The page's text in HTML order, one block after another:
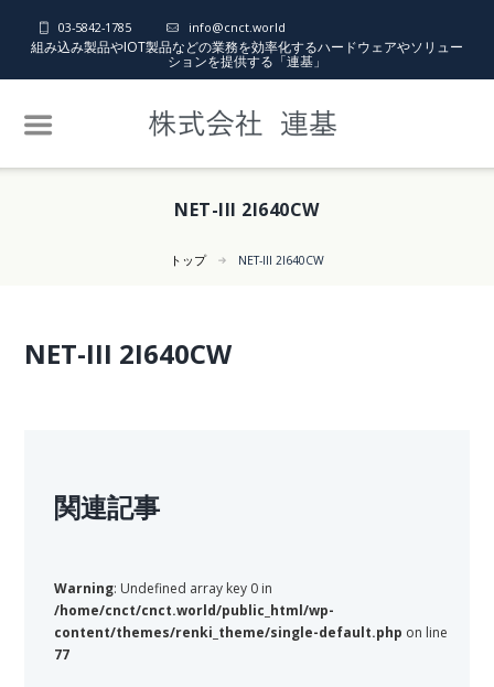
03-5842-1785 info@cnct.world
組み込み製品やIOT製品などの業務を効率化するハードウェアやソリュー
ションを提供する「連基」
NET-III 2I640CW
トップ NET-III 2I640CW
NET-III 2I640CW
関連記事
Warning: Undefined array key 0 in
/home/cnct/cnct.world/public_html/wp-
content/themes/renki_theme/single-default.php on line
77